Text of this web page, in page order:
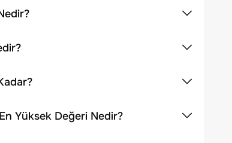
Yüksek Değeri Nedir?